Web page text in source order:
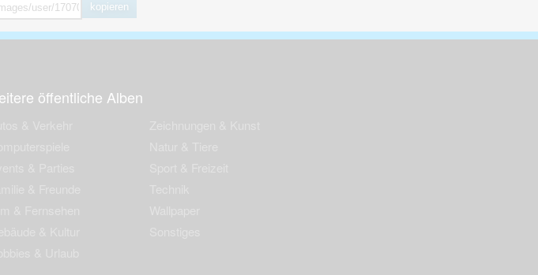
kopieren
öffentliche Alben